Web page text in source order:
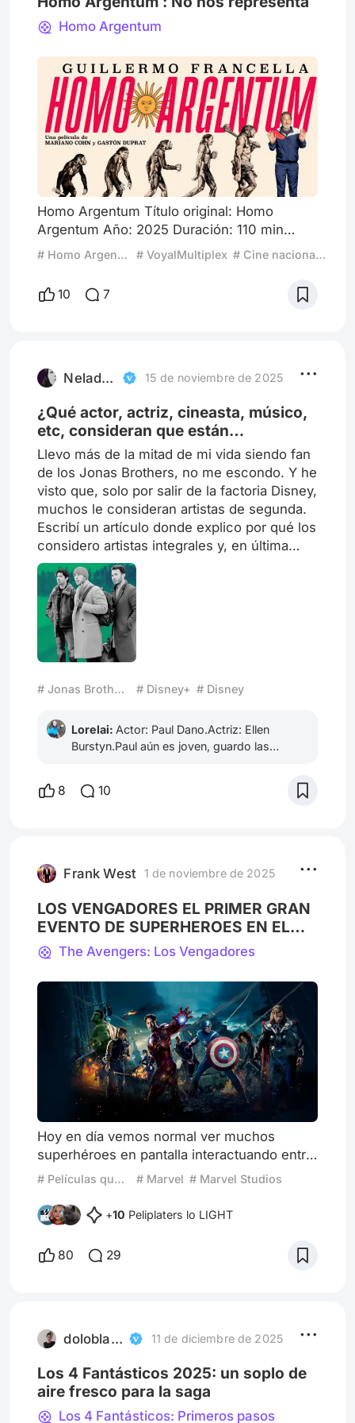
Homo Argentum
Homo Argentum Título original: Homo
Argentum Año: 2025 Duración: 110 min
País: Argentina Directores: Mariano Cohn y
Gastón Duprat Actores Principales:
Guillermo Francella, Eva de Dominici, Milo J,
Migue Granados, Clara Kovacic, Vanesa
Argentum, su nueva película compuesta por
# Homo Argentum # VoyalMultiplex # Cine nacional Argentino
10 7
Neladybird 15 de noviembre de 2025
¿Qué actor, actriz, cineasta, músico,
etc, consideran que están
infravalorados?
Llevo más de la mitad de mi vida siendo fan
de los Jonas Brothers, no me escondo. Y he
visto que, solo por salir de la factoria Disney,
muchos le consideran artistas de segunda.
Escribí un artículo donde explico por qué los
considero artistas integrales y, en última
instancia, por qué se les infravalora. Eso me
da curiosidad por saber si ustedes también
tienen un actor o actriz, cineasta, músico,
etc que también les gustaría reivindicar.
# Jonas Brothers # Disney+ # Disney
Lorelai: Actor: Paul Dano.Actriz: Ellen
Burstyn.Paul aún es joven, guardo las
pero ojalá más gente joven conociera su
8 10
Frank West 1 de noviembre de 2025
LOS VENGADORES EL PRIMER GRAN
EVENTO DE SUPERHEROES EN EL
CINEThe Avengers: Los Vengadores
Hoy en día vemos normal ver muchos
superhéroes en pantalla interactuando entre
si pero en principios de los 2000 existían
siquiera un tráiler de un evento parecido a
este. Los vengadores tienen el merito de no
solamente ser los primeros en hacerlo en
acción real si no el merito de desarrollar a
# Películas que definen generaciones # Marvel # Marvel Studios
+10 Peliplaters lo LIGHT
80 29
doloblasco 11 de diciembre de 2025
Los 4 Fantásticos 2025: un soplo de
aire fresco para la saga
Los 4 Fantásticos: Primeros pasos